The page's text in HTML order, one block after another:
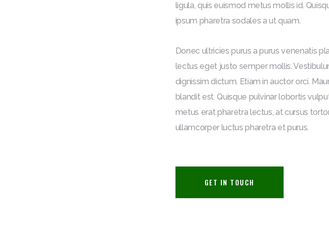
ligula, quis euismod metus mollis id.
ipsum pharetra sodales a ut quam.
Donec ultricies purus a purus venenatis
lectus eget justo semper mollis.
dignissim dictum. Etiam in auctor orci.
blandit est. Quisque pulvinar lobortis
metus erat pharetra lectus, at cursus
ullamcorper luctus pharetra et purus.
GET IN TOUCH